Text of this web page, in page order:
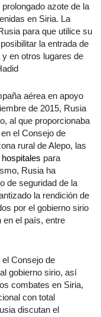
azote de la
en Siria. La
para que utilice su
la entrada de
en otros lugares de
aérea en apoyo
de 2015, Rusia
al que proporcionaba
el Consejo de
rural de Alepo, las
para
Rusia ha
de seguridad de la
la rendición de
por el gobierno sirio
en el país, entre
Consejo de
gobierno sirio, así
combates en Siria,
con total
discutan el